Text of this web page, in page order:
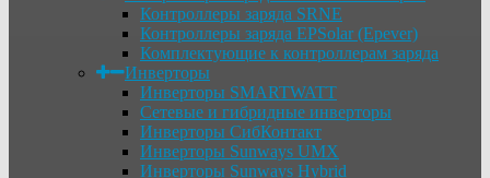
Контроллеры заряда SRNE
Контроллеры заряда EPSolar (Epever)
Комплектующие к контроллерам заряда
Инверторы
Инверторы SMARTWATT
Сетевые и гибридные инверторы
Инверторы СибКонтакт
Инверторы Sunways UMX
Инверторы Sunways Hybrid